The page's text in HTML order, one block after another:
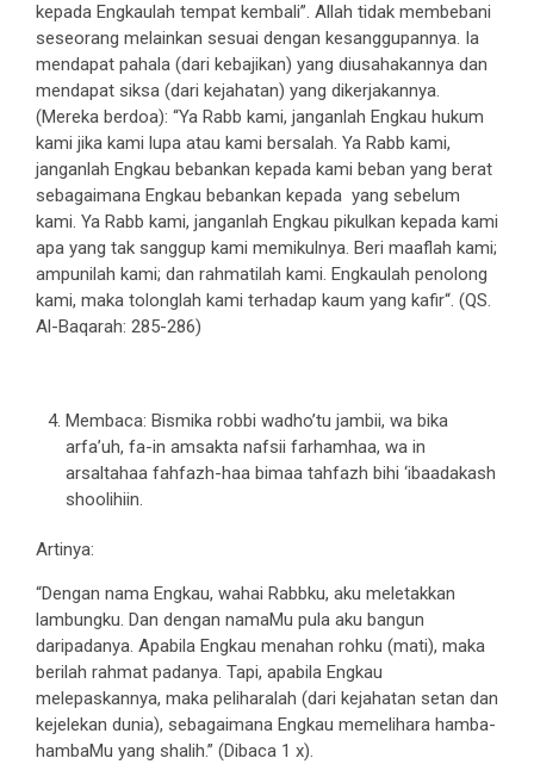
kepada Engkaulah tempat kembali”. Allah tidak membebani
seseorang melainkan sesuai dengan kesanggupannya. Ia
mendapat pahala (dari kebajikan) yang diusahakannya dan
mendapat siksa (dari kejahatan) yang dikerjakannya.
(Mereka berdoa): “Ya Rabb kami, janganlah Engkau hukum
kami jika kami lupa atau kami bersalah. Ya Rabb kami,
janganlah Engkau bebankan kepada kami beban yang berat
sebagaimana Engkau bebankan kepada yang sebelum
kami. Ya Rabb kami, janganlah Engkau pikulkan kepada kami
apa yang tak sanggup kami memikulnya. Beri maaflah kami;
ampunilah kami; dan rahmatilah kami. Engkaulah penolong
kami, maka tolonglah kami terhadap kaum yang kafir“. (QS.
Al-Baqarah: 285-286)
Membaca: Bismika robbi wadho’tu jambii, wa bika
arfa’uh, fa-in amsakta nafsii farhamhaa, wa in
arsaltahaa fahfazh-haa bimaa tahfazh bihi ‘ibaadakash
shoolihiin.
Artinya:
“Dengan nama Engkau, wahai Rabbku, aku meletakkan
lambungku. Dan dengan namaMu pula aku bangun
daripadanya. Apabila Engkau menahan rohku (mati), maka
berilah rahmat padanya. Tapi, apabila Engkau
melepaskannya, maka peliharalah (dari kejahatan setan dan
kejelekan dunia), sebagaimana Engkau memelihara hamba-
hambaMu yang shalih.” (Dibaca 1 x).